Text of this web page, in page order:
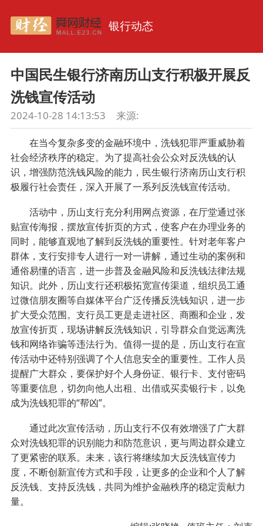
银行动态
中国民生银行济南历山支行积极开展反
洗钱宣传活动
2024-10-28 14:13:53 来源:
在当今复杂多变的金融环境中，洗钱犯罪严重威胁着
社会经济秩序的稳定。为了提高社会公众对反洗钱的认
识，增强防范洗钱风险的能力，民生银行济南历山支行积
极履行社会责任，深入开展了一系列反洗钱宣传活动。
活动中，历山支行充分利用网点资源，在厅堂通过张
贴宣传海报，摆放宣传折页的方式，使客户在办理业务的
同时，能够直观地了解到反洗钱的重要性。针对老年客户
群体，支行安排专人进行一对一讲解，通过生动的案例和
通俗易懂的语言，进一步普及金融风险和反洗钱法律法规
知识。此外，历山支行还积极拓宽宣传渠道，组织员工通
过微信朋友圈等自媒体平台广泛传播反洗钱知识，进一步
扩大受众范围。支行员工更是走进社区、商圈和企业，发
放宣传折页，现场讲解反洗钱知识，引导群众自觉远离洗
钱和网络诈骗等违法行为。值得一提的是，历山支行在宣
传活动中还特别强调了个人信息安全的重要性。工作人员
提醒广大群众，要保护好个人身份证、银行卡、支付密码
等重要信息，切勿向他人出租、出借或买卖银行卡，以免
成为洗钱犯罪的“帮凶”。
通过此次宣传活动，历山支行不仅有效增强了广大群
众对洗钱犯罪的识别能力和防范意识，更与周边群众建立
了更紧密的联系。未来，该行将继续加大反洗钱宣传力
度，不断创新宣传方式和手段，让更多的企业和个人了解
反洗钱、支持反洗钱，共同为维护金融秩序的稳定贡献力
量。